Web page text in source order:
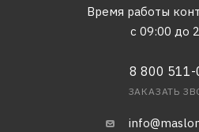
Время работы
с 09:00 до
8 800 511-
ЗАКАЗАТЬ